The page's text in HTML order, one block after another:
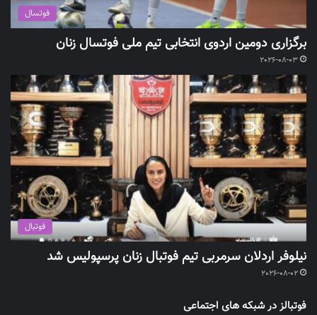
فوتسال
برگزاری دومین اردوی انتخابی تیم ملی فوتسال زنان
2026-08-03
فوتبال
نیلوفر اردلان سرمربی تیم فوتبال زنان پرسپولیس شد
2026-08-02
فوتبالز در شبکه های اجتماعی